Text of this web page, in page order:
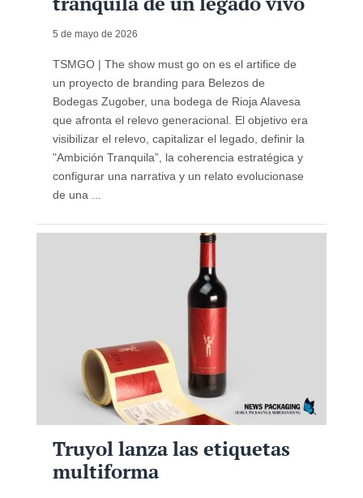
5 de mayo de 2026
TSMGO | The show must go on es el artifice de
un proyecto de branding para Belezos de
Bodegas Zugober, una bodega de Rioja Alavesa
que afronta el relevo generacional. El objetivo era
visibilizar el relevo, capitalizar el legado, definir la
"Ambición Tranquila”, la coherencia estratégica y
configurar una narrativa y un relato evolucionase
de una ...
Truyol lanza las etiquetas
multiforma